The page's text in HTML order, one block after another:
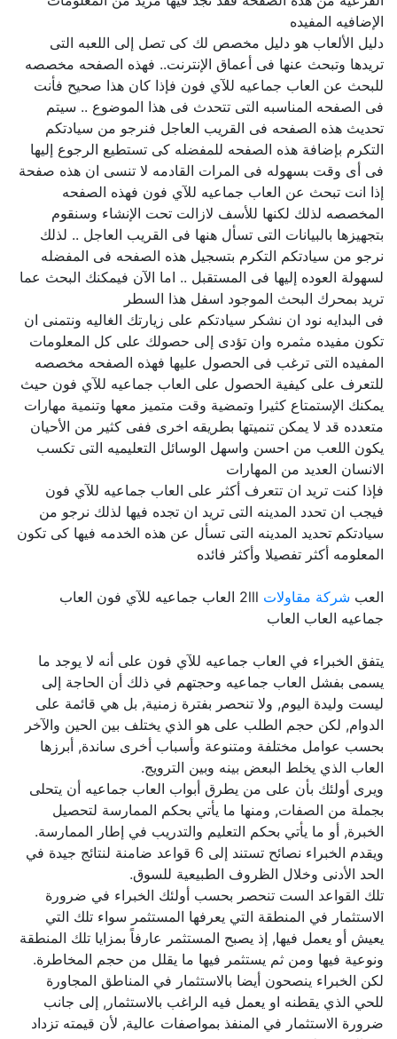
الإضافيه المفيده
دليل الألعاب هو دليل مخصص لك كى تصل إلى اللعبه التى
تريدها وتبحث عنها فى أعماق الإنترنت.. فهذه الصفحه مخصصه
للبحث عن العاب جماعيه للآي فون فإذا كان هذا صحيح فأنت
فى الصفحه المناسبه التى تتحدث فى هذا الموضوع .. سيتم
تحديث هذه الصفحه فى القريب العاجل فنرجو من سيادتكم
التكرم بإضافة هذه الصفحه للمفضله كى تستطيع الرجوع إليها
فى أى وقت بسهوله فى المرات القادمه لا تنسى ان هذه صفحة
إذا انت تبحث عن العاب جماعيه للآي فون فهذه الصفحه
المخصصه لذلك لكنها للأسف لازالت تحت الإنشاء وسنقوم
بتجهيزها بالبيانات التى تسأل هنها فى القريب العاجل .. لذلك
نرجو من سيادتكم التكرم بتسجيل هذه الصفحه فى المفضله
لسهولة العوده إليها فى المستقبل .. اما الآن فيمكنك البحث عما
تريد بمحرك البحث الموجود اسفل هذا السطر
فى البدايه نود ان نشكر سيادتكم على زيارتك الغاليه ونتمنى ان
تكون مفيده مثمره وان تؤدى إلى حصولك على كل المعلومات
المفيده التى ترغب فى الحصول عليها فهذه الصفحه مخصصه
للتعرف على كيفية الحصول على العاب جماعيه للآي فون حيث
يمكنك الإستمتاع كثيرا وتمضية وقت متميز معها وتنمية مهارات
متعدده قد لا يمكن تنميتها بطريقه اخرى ففى كثير من الأحيان
يكون اللعب من احسن واسهل الوسائل التعليميه التى تكسب
الانسان العديد من المهارات
فإذا كنت تريد ان تتعرف أكثر على العاب جماعيه للآي فون
فيجب ان تحدد المدينه التى تريد ان تجده فيها لذلك نرجو من
سيادتكم تحديد المدينه التى تسأل عن هذه الخدمه فيها كى تكون
المعلومه أكثر تفصيلا وأكثر فائده
العبشركة مقاولات
2lll العاب جماعيه للآي فون العاب
جماعيه العاب العاب
يتفق الخبراء في العاب جماعيه للآي فون على أنه لا يوجد ما
يسمى بفشل العاب جماعيه وحجتهم في ذلك أن الحاجة إلى
ليست وليدة اليوم, ولا تنحصر بفترة زمنية, بل هي قائمة على
الدوام, لكن حجم الطلب على هو الذي يختلف بين الحين والآخر
بحسب عوامل مختلفة ومتنوعة وأسباب أخرى ساندة, أبرزها
العاب الذي يخلط البعض بينه وبين الترويج.
ويرى أولئك بأن على من يطرق أبواب العاب جماعيه أن يتحلى
بجملة من الصفات, ومنها ما يأتي بحكم الممارسة لتحصيل
الخبرة, أو ما يأتي بحكم التعليم والتدريب في إطار الممارسة.
ويقدم الخبراء نصائح تستند إلى 6 قواعد ضامنة لنتائج جيدة في
الحد الأدنى وخلال الظروف الطبيعية للسوق.
تلك القواعد الست تنحصر بحسب أولئك الخبراء في ضرورة
الاستثمار في المنطقة التي يعرفها المستثمر سواء تلك التي
يعيش أو يعمل فيها, إذ يصبح المستثمر عارفاً بمزايا تلك المنطقة
ونوعية فيها ومن ثم يستثمر فيها ما يقلل من حجم المخاطرة.
لكن الخبراء ينصحون أيضا بالاستثمار في المناطق المجاورة
للحي الذي يقطنه او يعمل فيه الراغب بالاستثمار, إلى جانب
ضرورة الاستثمار في المنفذ بمواصفات عالية, لأن قيمته تزداد